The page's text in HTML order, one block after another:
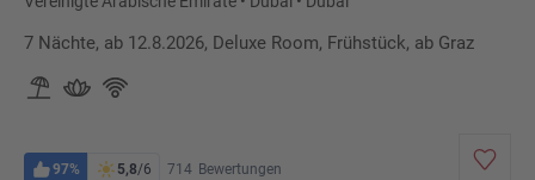
7 Nächte, ab 12.8.2026, Deluxe Room, Frühstück, ab Graz
97% 5,8/6 714 Bewertungen